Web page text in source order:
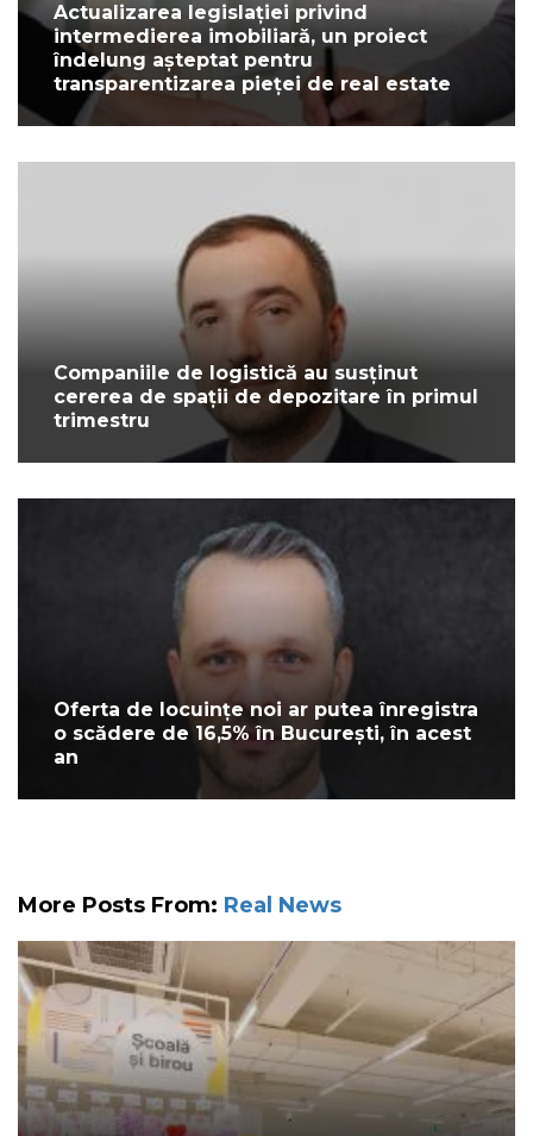
Actualizarea legislației privind
intermedierea imobiliară, un proiect
îndelung așteptat pentru
transparentizarea pieței de real estate
Companiile de logistică au susținut
cererea de spații de depozitare în primul
trimestru
Oferta de locuințe noi ar putea înregistra
o scădere de 16,5% în București, în acest
an
More Posts From: Real News